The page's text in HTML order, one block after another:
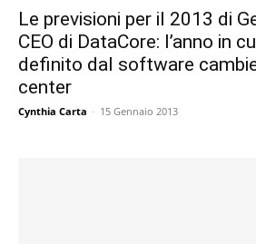
Le previsioni per il 2013 di
CEO di DataCore: l’anno in
definito dal software
center
Cynthia Carta - 15 Gennaio 2013